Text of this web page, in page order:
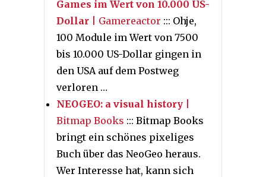
Games im Wert von 10.000 US-
Dollar | Gamereactor ::: Ohje,
100 Module im Wert von 7500
bis 10.000 US-Dollar gingen in
den USA auf dem Postweg
verloren …
NEOGEO: a visual history
Bitmap Books ::: Bitmap Books
bringt ein schönes pixeliges
Buch über das NeoGeo heraus.
Wer Interesse hat, kann sich